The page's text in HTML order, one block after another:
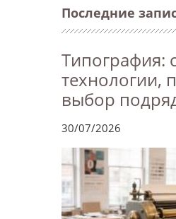
Последние
Типография:
технологии,
выбор
30/07/2026